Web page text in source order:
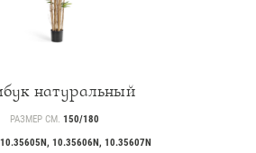
натуральный
РАЗМЕР СМ. 150/180
10.35605N, 10.35606N, 10.35607N